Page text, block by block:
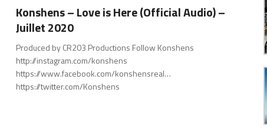
Konshens – Love is Here (Official Audio) –
Juillet 2020
Produced by CR203 Productions Follow Konshens
http://instagram.com/konshens
https://www.facebook.com/konshensreal…
https://twitter.com/Konshens